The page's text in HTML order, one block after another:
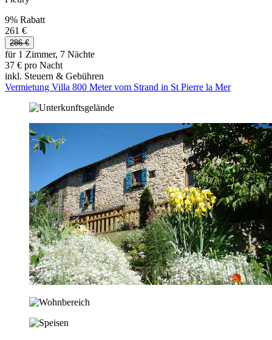
9% Rabatt
261 €
286 €
für 1 Zimmer, 7 Nächte
37 € pro Nacht
inkl. Steuern & Gebühren
Vermietung Villa 800 Meter vom Strand in St Pierre la Mer